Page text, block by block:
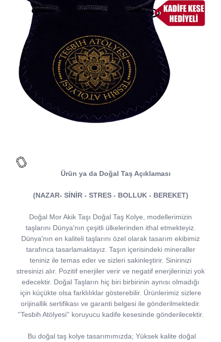
Ürün ya da Doğal Taş Açıklaması
(NAZAR- SİNİR - STRES - BOLLUK - BEREKET)
Doğal Mor Akik Taşı Doğal Taş Kolye, modellerimizin
taşlarını Dünya'nın çeşitli ülkelerinden ithal etmekteyiz.
Dünya'nın en kaliteli taşlarını özel olarak tasarım ekibimiz
tarafınca tasarlamaktayız. Taşın içerisindeki mineraller
teniniz ile temas eder ve sizleri sakinleştirir. Sinirinizi
stresinizi alır. Pozitif enerjiler verir ve negatif enerjilerinizi yok
edecektir. Doğal Taşların hiç biri birbirinin aynısı olmadığı
için küçükte olsa farklılıklar gösterebilir. Ürünlerimiz sizlere
orijinallik sertifikası ve garanti belgesi ile gönderilmektedir.
''Tesbih Atölyesi'' koruyucu kadife kesesinde gönderilecektir.
Bu doğal taş kolye tasarımımızda; Yüksek kalite doğal